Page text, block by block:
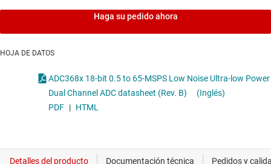
Haga su pedido ahora
HOJA DE DATOS
ADC368x 18-bit 0.5 to 65-MSPS Low Noise Ultra-low Power
Dual Channel ADC datasheet (Rev. B)
(Inglés)
PDF | HTML